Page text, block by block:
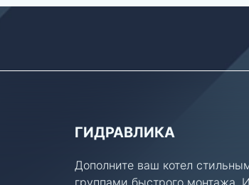
ГИДРАВЛИКА
Дополните ваш котел
группами быстрого монтажа.